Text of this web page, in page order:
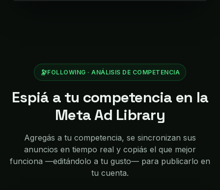
🔭FOLLOWING · ANÁLISIS DE COMPETENCIA
Espiá a tu competencia en la
Meta Ad Library
Agregás a tu competencia, se sincronizan sus
anuncios en tiempo real y copiás el que mejor
funciona —editándolo a tu gusto— para publicarlo en
tu cuenta.